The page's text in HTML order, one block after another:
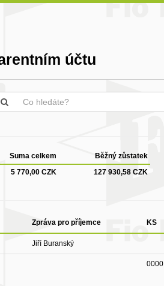
účtu
Suma celkem
Běžný zůstatek
5 770,00 CZK 127 930,58 CZK
Zpráva pro příjemce KS
Jiří Buranský
0000